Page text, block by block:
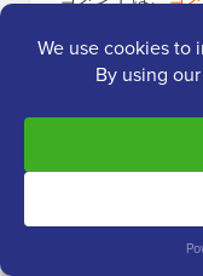
フィールドにキ
個人的で意味の